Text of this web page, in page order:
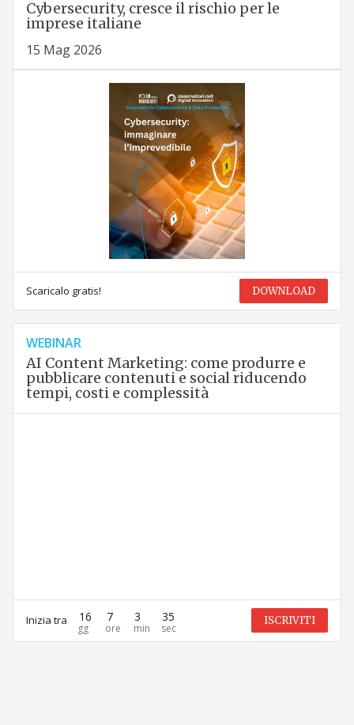
Cybersecurity, cresce il rischio per le
imprese italiane
15 Mag 2026
Scaricalo gratis! DOWNLOAD
WEBINAR
AI Content Marketing: come produrre e
pubblicare contenuti e social riducendo
tempi, costi e complessità
Inizia tra 16 7 3 35 ISCRIVITI